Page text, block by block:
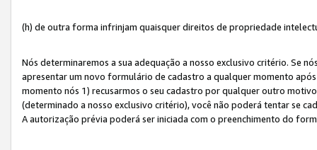
(h) de outra forma infrinjam quaisquer direitos de propriedade
Nós determinaremos a sua adequação a nosso exclusivo critério. Se
apresentar um novo formulário de cadastro a qualquer momento
momento nós 1) recusarmos o seu cadastro por qualquer outro
(determinado a nosso exclusivo critério), você não poderá tentar se
A autorização prévia poderá ser iniciada com o preenchimento do